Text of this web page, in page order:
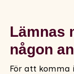
Lämnas
någon
För att komma